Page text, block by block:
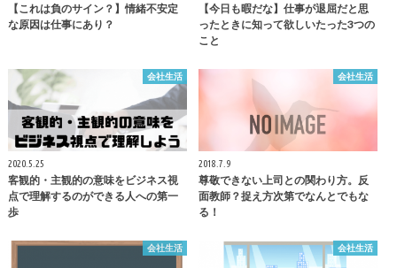
【これは負のサイン？】情緒不安定
な原因は仕事にあり？
【今日も暇だな】仕事が退屈だと思
ったときに知って欲しいたった3つの
こと
会社生活
2020.5.25
客観的・主観的の意味をビジネス視
点で理解するのができる人への第一
歩
会社生活
2018.7.9
尊敬できない上司との関わり方。反
面教師？捉え方次第でなんとでもな
る！
会社生活 会社生活